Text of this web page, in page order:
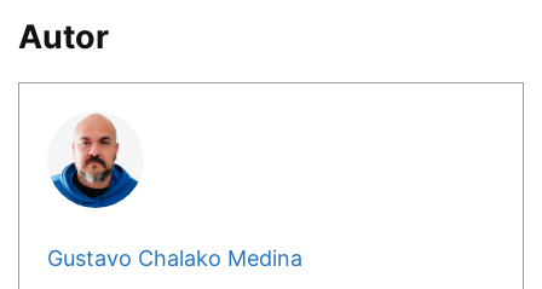
Autor
Gustavo Chalako Medina